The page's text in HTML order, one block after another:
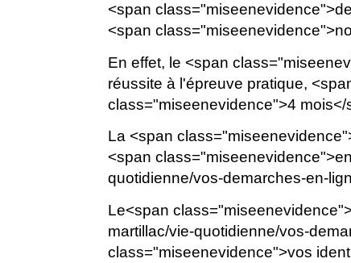
<span
<span
En effet, le <span
réussite à l'épreuve pratique,
class="miseenevidence">4
La <span
<span
quotidienne/vos-demarches-en-
Le<span
martillac/vie-quotidienne/vos-
class="miseenevidence">vos